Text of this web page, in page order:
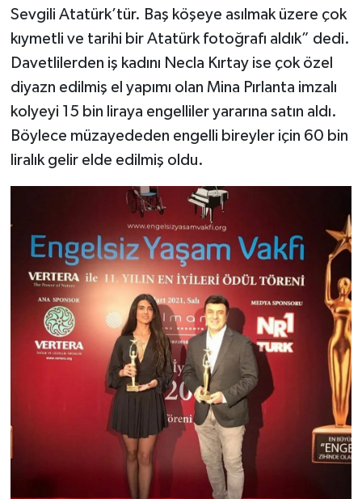
Sevgili Atatürk’tür. Baş köşeye asılmak üzere çok
kıymetli ve tarihi bir Atatürk fotoğrafı aldık” dedi.
Davetlilerden iş kadını Necla Kırtay ise çok özel
diyazn edilmiş el yapımı olan Mina Pırlanta imzalı
kolyeyi 15 bin liraya engelliler yararına satın aldı.
Böylece müzayededen engelli bireyler için 60 bin
liralık gelir elde edilmiş oldu.